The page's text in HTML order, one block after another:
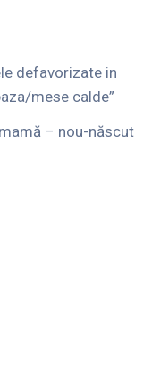
defavorizate in
mese calde”
– nou-născut